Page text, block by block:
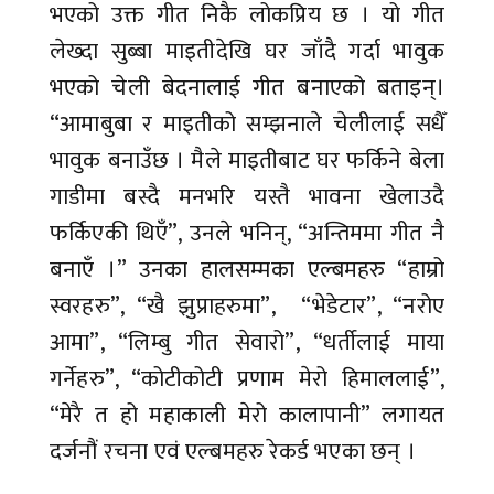
भएको उक्त गीत निकै लोकप्रिय छ । यो गीत
लेख्दा सुब्बा माइतीदेखि घर जाँदै गर्दा भावुक
भएको चेली बेदनालाई गीत बनाएको बताइन्।
“आमाबुबा र माइतीको सम्झनाले चेलीलाई सधैँ
भावुक बनाउँछ । मैले माइतीबाट घर फर्किने बेला
गाडीमा बस्दै मनभरि यस्तै भावना खेलाउदै
फर्किएकी थिएँ”, उनले भनिन्, “अन्तिममा गीत नै
बनाएँ ।” उनका हालसम्मका एल्बमहरु “हाम्रो
स्वरहरु”, “खै झुप्राहरुमा”, “भेडेटार”, “नरोए
आमा”, “लिम्बु गीत सेवारो”, “धर्तीलाई माया
गर्नेहरु”, “कोटीकोटी प्रणाम मेरो हिमाललाई”,
“मेरै त हो महाकाली मेरो कालापानी” लगायत
दर्जनौं रचना एवं एल्बमहरु रेकर्ड भएका छन् ।